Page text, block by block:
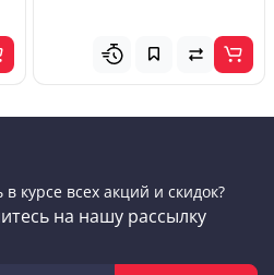
курсе всех акций и скидок?
на нашу рассылку